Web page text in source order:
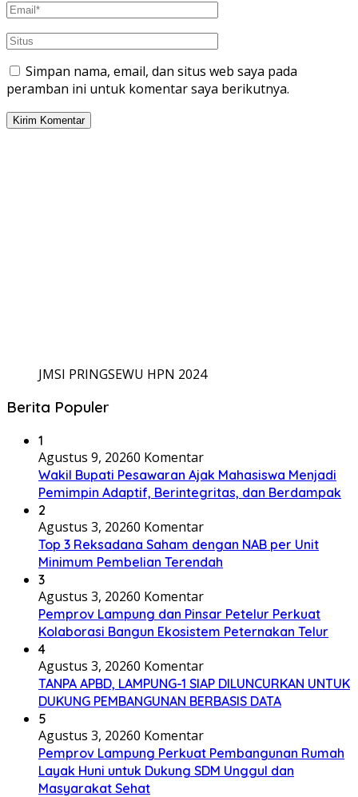
Simpan nama, email, dan situs web saya pada
peramban ini untuk komentar saya berikutnya.
JMSI PRINGSEWU HPN 2024
Berita Populer
1
Agustus 9, 20260 Komentar
Wakil Bupati Pesawaran Ajak Mahasiswa Menjadi
Pemimpin Adaptif, Berintegritas, dan Berdampak
2
Agustus 3, 20260 Komentar
Top 3 Reksadana Saham dengan NAB per Unit
Minimum Pembelian Terendah
3
Agustus 3, 20260 Komentar
Pemprov Lampung dan Pinsar Petelur Perkuat
Kolaborasi Bangun Ekosistem Peternakan Telur
4
Agustus 3, 20260 Komentar
TANPA APBD, LAMPUNG-1 SIAP DILUNCURKAN UNTUK
DUKUNG PEMBANGUNAN BERBASIS DATA
5
Agustus 3, 20260 Komentar
Pemprov Lampung Perkuat Pembangunan Rumah
Layak Huni untuk Dukung SDM Unggul dan
Masyarakat Sehat